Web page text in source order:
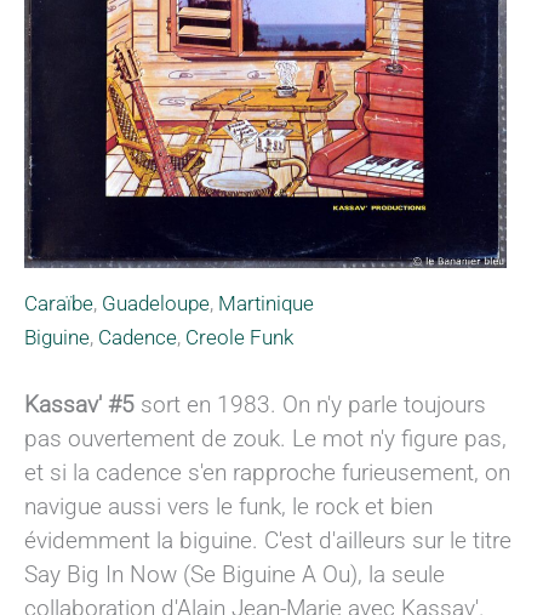
Caraïbe, Guadeloupe, Martinique
Biguine, Cadence, Creole Funk
Kassav' #5 sort en 1983. On n'y parle toujours
pas ouvertement de zouk. Le mot n'y figure pas,
et si la cadence s'en rapproche furieusement, on
navigue aussi vers le funk, le rock et bien
évidemment la biguine. C'est d'ailleurs sur le titre
Say Big In Now (Se Biguine A Ou), la seule
collaboration d'Alain Jean-Marie avec Kassav'.